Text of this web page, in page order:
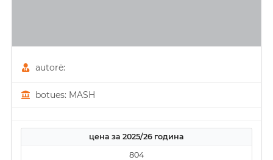
autorë:
botues: MASH
цена за 2025/26 година
804